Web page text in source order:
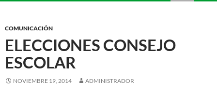
COMUNICACIÓN
ELECCIONES CONSEJO
ESCOLAR
NOVIEMBRE 19, 2014 ADMINISTRADOR